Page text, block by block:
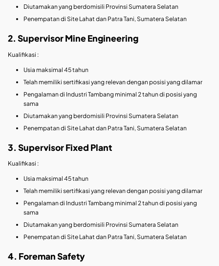
Diutamakan yang berdomisili Provinsi Sumatera Selatan
Penempatan di Site Lahat dan Patra Tani, Sumatera Selatan
2. Supervisor Mine Engineering
Kualifikasi :
Usia maksimal 45 tahun
Telah memiliki sertifikasi yang relevan dengan posisi yang dilamar
Pengalaman di Industri Tambang minimal 2 tahun di posisi yang
sama
Diutamakan yang berdomisili Provinsi Sumatera Selatan
Penempatan di Site Lahat dan Patra Tani, Sumatera Selatan
3. Supervisor Fixed Plant
Kualifikasi :
Usia maksimal 45 tahun
Telah memiliki sertifikasi yang relevan dengan posisi yang dilamar
Pengalaman di Industri Tambang minimal 2 tahun di posisi yang
sama
Diutamakan yang berdomisili Provinsi Sumatera Selatan
Penempatan di Site Lahat dan Patra Tani, Sumatera Selatan
4. Foreman Safety